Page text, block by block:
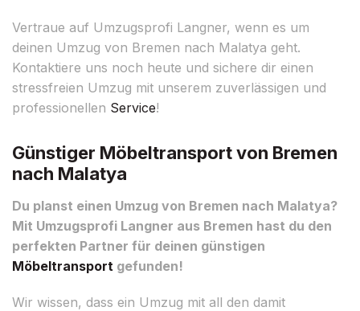
Vertraue auf Umzugsprofi Langner, wenn es um
deinen Umzug von Bremen nach Malatya geht.
Kontaktiere uns noch heute und sichere dir einen
stressfreien Umzug mit unserem zuverlässigen und
professionellen Service!
Günstiger Möbeltransport von Bremen
nach Malatya
Du planst einen Umzug von Bremen nach Malatya?
Mit Umzugsprofi Langner aus Bremen hast du den
perfekten Partner für deinen günstigen
Möbeltransport gefunden!
Wir wissen, dass ein Umzug mit all den damit